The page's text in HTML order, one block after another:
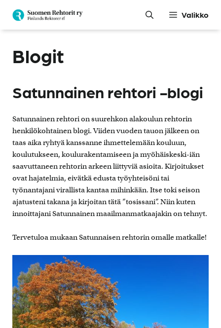
sisältöön
Valikko
Blogit
Satunnainen rehtori -blogi
Satunnainen rehtori on suurehkon alakoulun rehtorin
henkilökohtainen blogi. Viiden vuoden tauon jälkeen on
taas aika ryhtyä kanssanne ihmettelemään kouluun,
koulutukseen, koulurakentamiseen ja myöhäiskeski-iän
saavuttaneen rehtorin arkeen liittyviä asioita. Kirjoitukset
ovat hajatelmia, eivätkä edusta työyhteisöni tai
työnantajani virallista kantaa mihinkään. Itse toki seison
ajatusteni takana ja kirjoitan tätä ”tosissani”. Niin kuten
innoittajani Satunnainen maailmanmatkaajakin on tehnyt.
Tervetuloa mukaan Satunnaisen rehtorin omalle matkalle!